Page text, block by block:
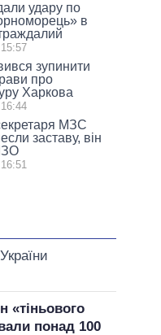
удару по
в
зупинити
про
Харкова
МЗС
заставу, він
«тіньового
понад 100